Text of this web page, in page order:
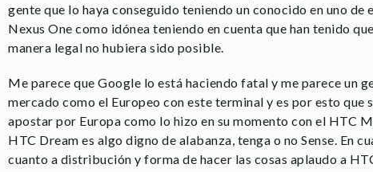
gente que lo haya conseguido teniendo un conocido en uno
Nexus One como idónea teniendo en cuenta que han tenido
manera legal no hubiera sido posible.
Me parece que Google lo está haciendo fatal y me parece un
mercado como el Europeo con este terminal y es por esto que
apostar por Europa como lo hizo en su momento con el HTC
HTC Dream es algo digno de alabanza, tenga o no Sense. En
cuanto a distribución y forma de hacer las cosas aplaudo a